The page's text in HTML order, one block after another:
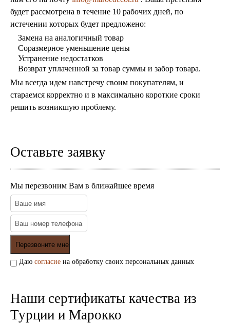
будет рассмотрена в течение 10 рабочих дней, по
истечении которых будет предложено:
Замена на аналогичный товар
Соразмерное уменьшение цены
Устранение недостатков
Возврат уплаченной за товар суммы и забор товара.
Мы всегда идем навстречу своим покупателям, и
стараемся корректно и в максимально короткие сроки
решить возникшую проблему.
Оставьте заявку
Мы перезвоним Вам в ближайшее время
Даю согласие на обработку своих персональных данных
Наши сертификаты качества из
Турции и Марокко